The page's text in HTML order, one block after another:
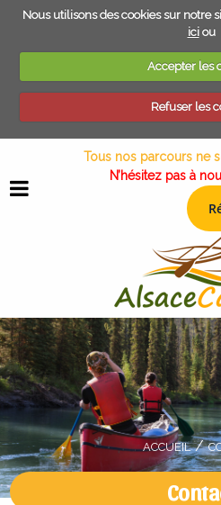
Nous utilisons des cookies sur notre
iciou
Accepter les
Refuser les
L'EQUIPE
FOIRE AUX QUESTIONS
INDIVIDUEL & FAMILLE
CSE, TEAM BUILDING, AGENCES....
GROUPES "JEUNES"
LA TENTE PROSPECTOR
LA CABANE MADÈRE
AIRE DE BIVOUAC
LA ROTONDE
SÉJOUR LOIRE SAUVAGE
SÉJOUR YUKON CANADA
Tous nos parcours ne
N’hésitez pas à
ACCUEIL